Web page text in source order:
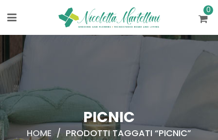
0
PICNIC
HOME / PRODOTTI TAGGATI “PICNIC”